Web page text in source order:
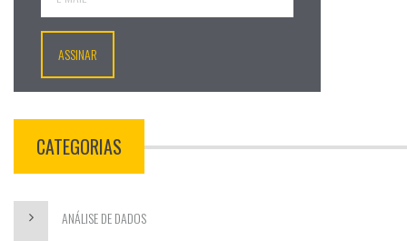
CATEGORIAS
ANÁLISE DE DADOS